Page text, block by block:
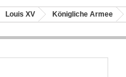
Louis XV Königliche Armee